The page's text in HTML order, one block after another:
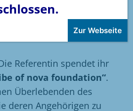
Menschen machten die
unvergesslichen
Referentin spendet ihr
of nova foundation“.
Überlebenden des
deren Angehörigen zu
Zur Webseite